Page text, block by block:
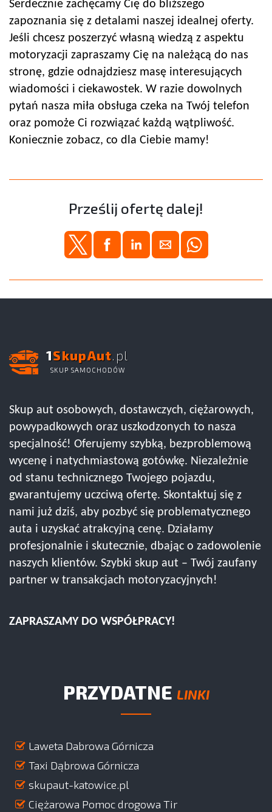
Serdecznie zachęcamy Cię do bliższego
zapoznania się z detalami naszej idealnej oferty.
Jeśli chcesz poszerzyć własną wiedzą z aspektu
motoryzacji zapraszamy Cię na należącą do nas
stronę, gdzie odnajdziesz masę interesujących
wiadomości i ciekawostek. W razie dowolnych
pytań nasza miła obsługa czeka na Twój telefon
oraz pomoże Ci rozwiązać każdą wątpliwość.
Koniecznie zobacz, co dla Ciebie mamy!
Prześlij ofertę dalej!
1SkupAut.pl
SKUP SAMOCHODÓW
Skup aut osobowych, dostawczych, ciężarowych,
powypadkowych oraz uszkodzonych to nasza
specjalność! Oferujemy szybką, bezproblemową
wycenę i natychmiastową gotówkę. Niezależnie
od stanu technicznego Twojego pojazdu,
gwarantujemy uczciwą ofertę. Skontaktuj się z
nami już dziś, aby pozbyć się problematycznego
auta i uzyskać atrakcyjną cenę. Działamy
profesjonalnie i skutecznie, dbając o zadowolenie
naszych klientów. Szybki skup aut – Twój zaufany
partner w transakcjach motoryzacyjnych!
ZAPRASZAMY DO WSPÓŁPRACY!
PRZYDATNE LINKI
Laweta Dabrowa Górnicza
Taxi Dąbrowa Górnicza
skupaut-katowice.pl
Ciężarowa Pomoc drogowa Tir